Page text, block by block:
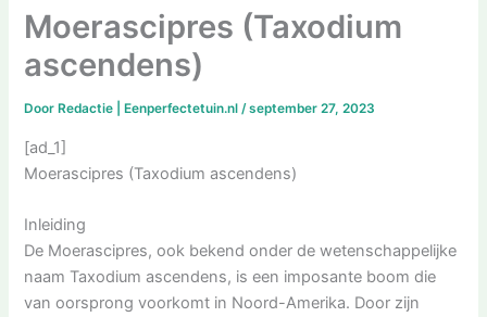
Moerascipres (Taxodium
ascendens)
Door Redactie | Eenperfectetuin.nl/september 27, 2023
[ad_1]
Moerascipres (Taxodium ascendens)
Inleiding
De Moerascipres, ook bekend onder de wetenschappelijke
naam Taxodium ascendens, is een imposante boom die
van oorsprong voorkomt in Noord-Amerika. Door zijn